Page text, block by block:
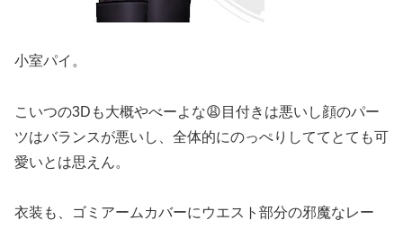
小室パイ。
こいつの3Dも大概やべーよな😩目付きは悪いし顔のパー
ツはバランスが悪いし、全体的にのっぺりしててとても可
愛いとは思えん。
衣装も、ゴミアームカバーにウエスト部分の邪魔なレー